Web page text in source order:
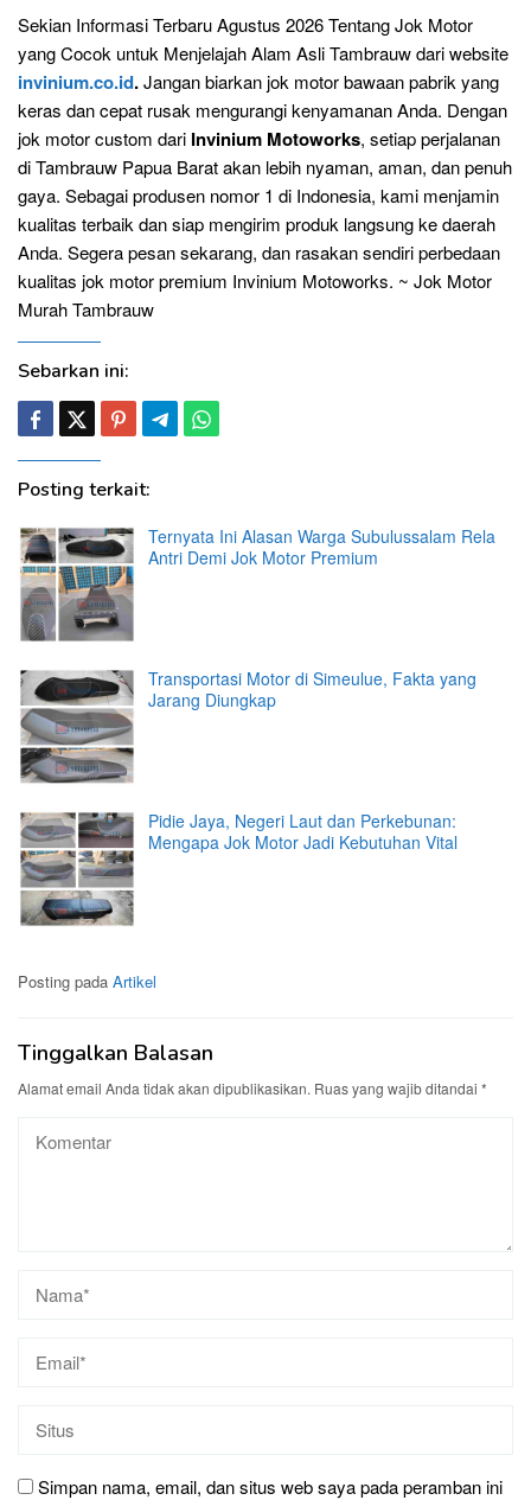
Sekian Informasi Terbaru Agustus 2026 Tentang Jok Motor
yang Cocok untuk Menjelajah Alam Asli Tambrauw dari website
invinium.co.id.Jangan biarkan jok motor bawaan pabrik yang
keras dan cepat rusak mengurangi kenyamanan Anda. Dengan
jok motor custom dari Invinium Motoworks, setiap perjalanan
di Tambrauw Papua Barat akan lebih nyaman, aman, dan penuh
gaya. Sebagai produsen nomor 1 di Indonesia, kami menjamin
kualitas terbaik dan siap mengirim produk langsung ke daerah
Anda. Segera pesan sekarang, dan rasakan sendiri perbedaan
kualitas jok motor premium Invinium Motoworks. ~ Jok Motor
Murah Tambrauw
Sebarkan ini:
Posting terkait:
Ternyata Ini Alasan Warga Subulussalam Rela
Antri Demi Jok Motor Premium
Transportasi Motor di Simeulue, Fakta yang
Jarang Diungkap
Pidie Jaya, Negeri Laut dan Perkebunan:
Mengapa Jok Motor Jadi Kebutuhan Vital
Posting pada Artikel
Tinggalkan Balasan
Alamat email Anda tidak akan dipublikasikan. Ruas yang wajib ditandai *
Simpan nama, email, dan situs web saya pada peramban ini